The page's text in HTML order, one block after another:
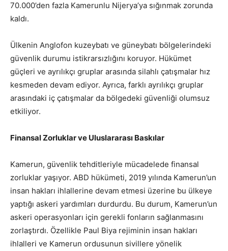
70.000’den fazla Kamerunlu Nijerya’ya sığınmak zorunda
kaldı.
Ülkenin Anglofon kuzeybatı ve güneybatı bölgelerindeki
güvenlik durumu istikrarsızlığını koruyor. Hükümet
güçleri ve ayrılıkçı gruplar arasında silahlı çatışmalar hız
kesmeden devam ediyor. Ayrıca, farklı ayrılıkçı gruplar
arasındaki iç çatışmalar da bölgedeki güvenliği olumsuz
etkiliyor.
Finansal Zorluklar ve Uluslararası Baskılar
Kamerun, güvenlik tehditleriyle mücadelede finansal
zorluklar yaşıyor. ABD hükümeti, 2019 yılında Kamerun’un
insan hakları ihlallerine devam etmesi üzerine bu ülkeye
yaptığı askeri yardımları durdurdu. Bu durum, Kamerun’un
askeri operasyonları için gerekli fonların sağlanmasını
zorlaştırdı. Özellikle Paul Biya rejiminin insan hakları
ihlalleri ve Kamerun ordusunun sivillere yönelik